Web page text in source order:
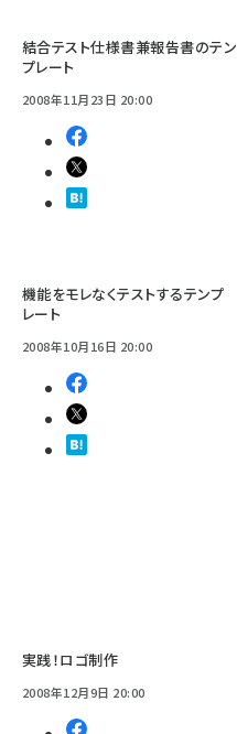
結合テスト仕様書兼報告書のテン
プレート
2008年11月23日 20:00
機能をモレなくテストするテンプ
レート
2008年10月16日 20:00
実践！ロゴ制作
2008年12月9日 20:00